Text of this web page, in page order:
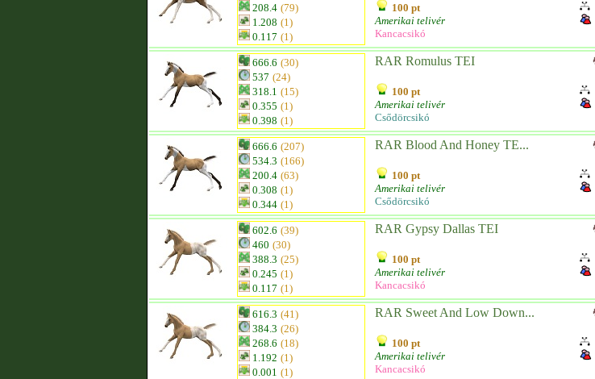
208.4 (79)
1.208 (1)
0.117 (1)
100 pt
Amerikai telivér
Kancacsikó
666.6 (30)
537 (24)
318.1 (15)
0.355 (1)
0.398 (1)
RAR Romulus TEI
100 pt
Amerikai telivér
Csődörcsikó
666.6 (207)
534.3 (166)
200.4 (63)
0.308 (1)
0.344 (1)
RAR Blood And Honey TE...
100 pt
Amerikai telivér
Csődörcsikó
602.6 (39)
460 (30)
388.3 (25)
0.245 (1)
0.117 (1)
RAR Gypsy Dallas TEI
100 pt
Amerikai telivér
Kancacsikó
616.3 (41)
384.3 (26)
268.6 (18)
1.192 (1)
0.001 (1)
RAR Sweet And Low Down...
100 pt
Amerikai telivér
Kancacsikó